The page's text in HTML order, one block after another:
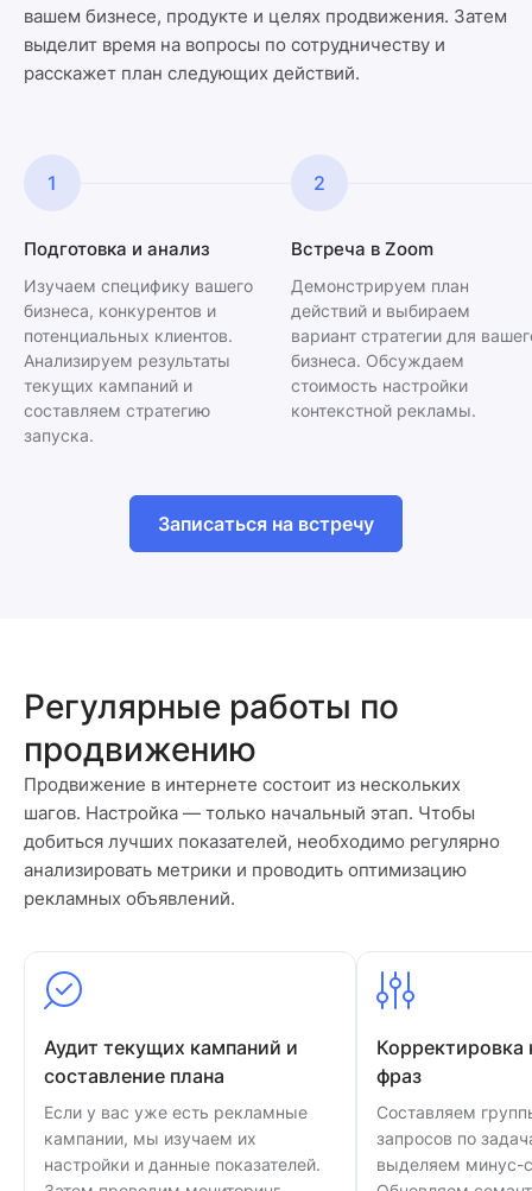
вашем бизнесе, продукте и целях продвижения. Затем
выделит время на вопросы по сотрудничеству и
расскажет план следующих действий.
1
Подготовка и анализ
Изучаем специфику вашего
бизнеса, конкурентов и
потенциальных клиентов.
Анализируем результаты
текущих кампаний и
составляем стратегию
запуска.
2
Встреча в Zoom
Демонстрируем план
действий и выбираем
вариант стратегии для
бизнеса. Обсуждаем
стоимость настройки
контекстной рекламы.
Записаться на встречу
Регулярные работы по
продвижению
Продвижение в интернете состоит из нескольких
шагов. Настройка — только начальный этап. Чтобы
добиться лучших показателей, необходимо регулярно
анализировать метрики и проводить оптимизацию
рекламных объявлений.
Аудит текущих кампаний и
составление плана
Если у вас уже есть рекламные
кампании, мы изучаем их
настройки и данные показателей.
фраз
Составляем
запросов по
выделяем минус-